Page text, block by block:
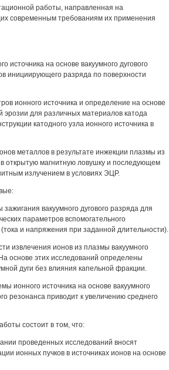
работы, направленная на
современным требованиям их применения
на основе вакуумного дугового
инициирующего разряда по поверхности
ионного источника и определение на основе
эрозии для различных материалов катода
катодного узла ионного источника в
металлов в результате инжекции плазмы из
в открытую магнитную ловушку и последующем
излучением в условиях ЭЦР.
вакуумного дугового разряда для
параметров вспомогательного
и напряжения при заданной длительности).
извлечения ионов из плазмы вакуумного
основе этих исследований определены
дуги без влияния капельной фракции.
ионного источника на основе вакуумного
резонанса приводит к увеличению среднего
состоит в том, что:
проведенных исследований вносят
ионных пучков в источниках ионов на основе